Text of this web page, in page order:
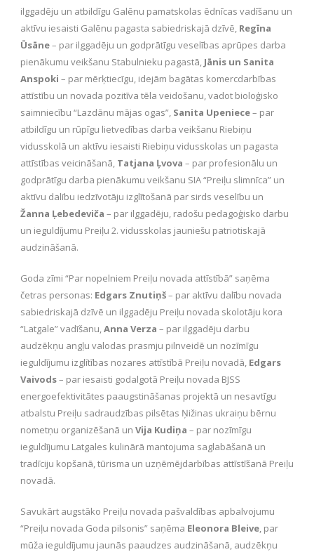
ilggadēju un atbildīgu Galēnu pamatskolas ēdnīcas vadīšanu un
aktīvu iesaisti Galēnu pagasta sabiedriskajā dzīvē, Regīna
Ūsāne– par ilggadēju un godprātīgu veselības aprūpes darba
pienākumu veikšanu Stabulnieku pagastā, Jānis un Sanita
Anspoki – par mērķtiecīgu, idejām bagātas komercdarbības
attīstību un novada pozitīva tēla veidošanu, vadot bioloģisko
saimniecību “Lazdānu mājas ogas”, Sanita Upeniece– par
atbildīgu un rūpīgu lietvedības darba veikšanu Riebiņu
vidusskolā un aktīvu iesaisti Riebiņu vidusskolas un pagasta
attīstības veicināšanā, Tatjana Ļvova – par profesionālu un
godprātīgu darba pienākumu veikšanu SIA “Preiļu slimnīca” un
aktīvu dalību iedzīvotāju izglītošanā par sirds veselību un
Žanna Ļebedeviča – par ilggadēju, radošu pedagoģisko darbu
un ieguldījumu Preiļu 2. vidusskolas jauniešu patriotiskajā
audzināšanā.
Goda zīmi “Par nopelniem Preiļu novada attīstībā” saņēma
četras personas: Edgars Znutiņš– par aktīvu dalību novada
sabiedriskajā dzīvē un ilggadēju Preiļu novada skolotāju kora
“Latgale” vadīšanu,Anna Verza – par ilggadēju darbu
audzēkņu angļu valodas prasmju pilnveidē un nozīmīgu
ieguldījumu izglītības nozares attīstībā Preiļu novadā, Edgars
Vaivods– par iesaisti godalgotā Preiļu novada BJSS
energoefektivitātes paaugstināšanas projektā un nesavtīgu
atbalstu Preiļu sadraudzības pilsētas Ņižinas ukraiņu bērnu
nometņu organizēšanā un Vija Kudiņa – par nozīmīgu
ieguldījumu Latgales kulinārā mantojuma saglabāšanā un
tradīciju kopšanā, tūrisma un uzņēmējdarbības attīstīšanā Preiļu
novadā.
Savukārt augstāko Preiļu novada pašvaldības apbalvojumu
“Preiļu novada Goda pilsonis” saņēma Eleonora Bleive, par
mūža ieguldījumu jaunās paaudzes audzināšanā, audzēkņu